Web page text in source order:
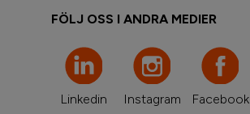
FÖLJ OSS I ANDRA MEDIER
Linkedin Instagram
Facebook